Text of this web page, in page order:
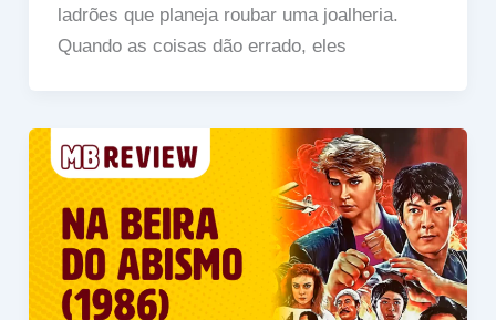
ladrões que planeja roubar uma joalheria.
Quando as coisas dão errado, eles